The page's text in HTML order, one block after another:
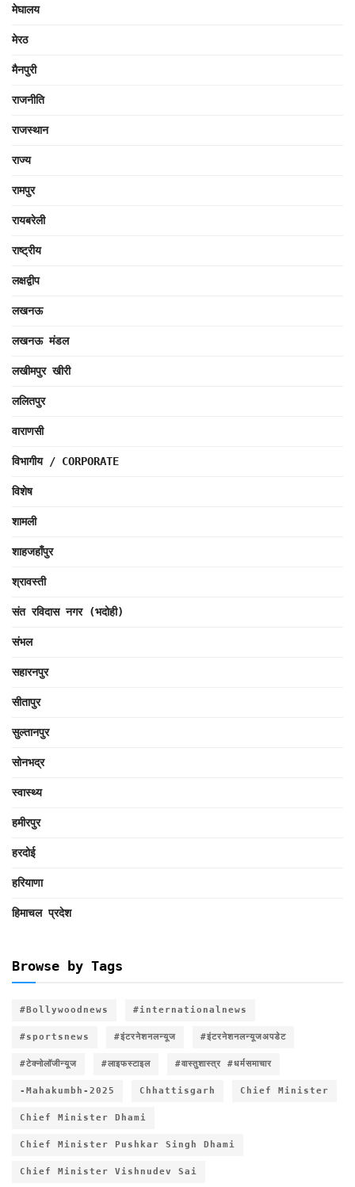
मेघालय
मेरठ
मैनपुरी
राजनीति
राजस्थान
राज्य
रामपुर
रायबरेली
राष्ट्रीय
लक्षद्वीप
लखनऊ
लखनऊ मंडल
लखीमपुर खीरी
ललितपुर
वाराणसी
विभागीय / CORPORATE
विशेष
शामली
शाहजहाँपुर
श्रावस्ती
संत रविदास नगर (भदोही)
संभल
सहारनपुर
सीतापुर
सुल्तानपुर
सोनभद्र
स्वास्थ्य
हमीरपुर
हरदोई
हरियाणा
हिमाचल प्रदेश
Browse by Tags
#Bollywoodnews #internationalnews
#sportsnews #इंटरनेशनलन्यूज #इंटरनेशनलन्यूजअपडेट
#टेक्नोलॉजीन्यूज #लाइफस्टाइल #वास्तुशास्त्र #धर्मसमाचार
-Mahakumbh-2025 Chhattisgarh Chief Minister
Chief Minister Dhami
Chief Minister Pushkar Singh Dhami
Chief Minister Vishnudev Sai